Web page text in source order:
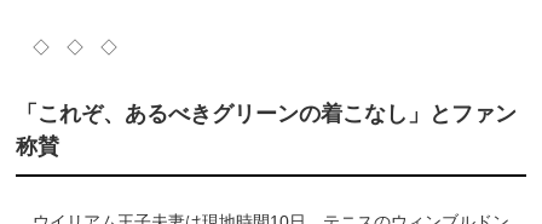
◇ ◇ ◇
「これぞ、あるべきグリーンの着こなし」とファン
称賛